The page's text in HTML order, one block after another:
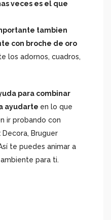
veces es el que
tambien
con broche de oro
los adornos, cuadros,
para combinar
ayudarte en lo que
ir probando con
Bruguer
te puedes animar a
para ti.